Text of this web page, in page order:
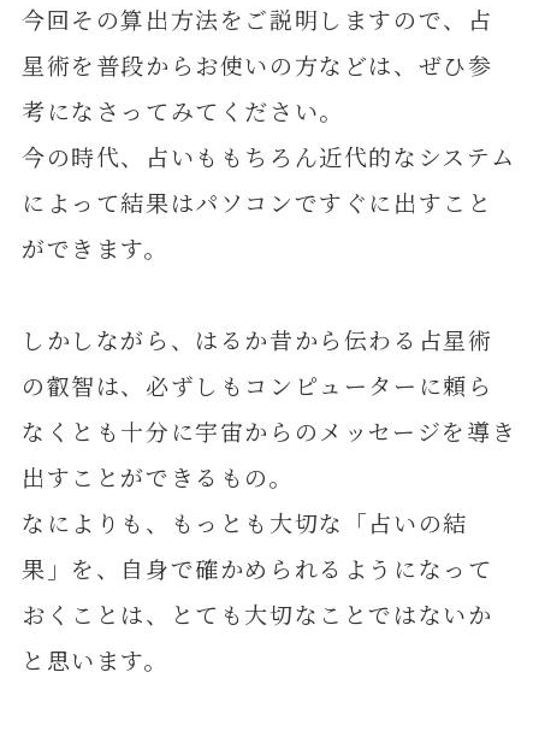
今回その算出方法をご説明しますので、占
星術を普段からお使いの方などは、ぜひ参
考になさってみてください。
今の時代、占いももちろん近代的なシステム
によって結果はパソコンですぐに出すこと
ができます。
しかしながら、はるか昔から伝わる占星術
の叡智は、必ずしもコンピューターに頼ら
なくとも十分に宇宙からのメッセージを導き
出すことができるもの。
なによりも、もっとも大切な「占いの結
果」を、自身で確かめられるようになって
おくことは、とても大切なことではないか
と思います。